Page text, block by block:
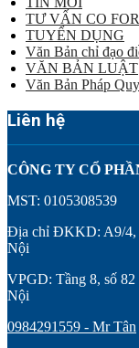
TƯ VẤN CO
TUYỂN DỤNG
Văn Bản chỉ đạo
VĂN BẢN LUẬT
Văn Bản Pháp Quy
Liên hệ
CÔNG TY CỔ
MST: 0105308539
Địa chỉ ĐKKD: A9/4,
Nội
VPGD: Tầng 8, số
Nội
0984291559 - Mr Tân